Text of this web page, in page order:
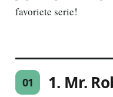
favoriete serie!
01 1. Mr.